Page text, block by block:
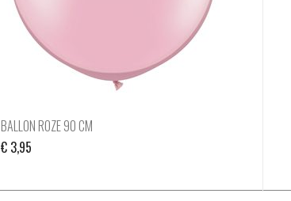
BALLON ROZE 90 CM
€ 3,95